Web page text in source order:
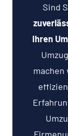
Sind
Ihren
machen